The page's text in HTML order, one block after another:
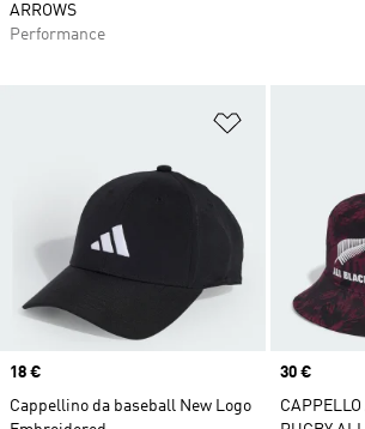
ARROWS
Performance
Aggiungi
Price
18 €
Cappellino da baseball New Logo
Price
30 €
CAPPELLO